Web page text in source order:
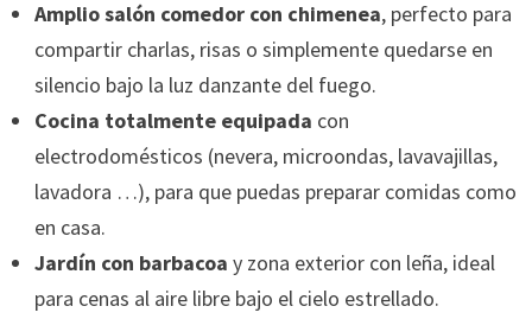
Amplio salón comedor con chimenea, perfecto para
compartir charlas, risas o simplemente quedarse en
silencio bajo la luz danzante del fuego.
Cocina totalmente equipada con
electrodomésticos (nevera, microondas, lavavajillas,
lavadora …), para que puedas preparar comidas como
en casa.
Jardín con barbacoa y zona exterior con leña, ideal
para cenas al aire libre bajo el cielo estrellado.